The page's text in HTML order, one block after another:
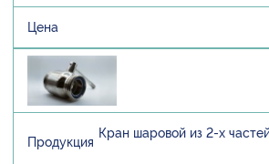
Кран шаровой из 2-х